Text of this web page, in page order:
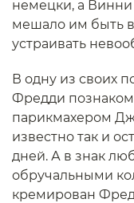
немецки, а Винни
мешало им быть
устраивать
В одну из своих
Фредди
парикмахером
известно так и
дней. А в знак
обручальными
кремирован